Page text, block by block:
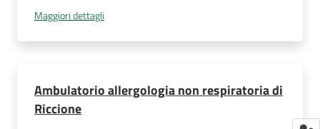
Maggiori dettagli
Ambulatorio allergologia non respiratoria di
Riccione